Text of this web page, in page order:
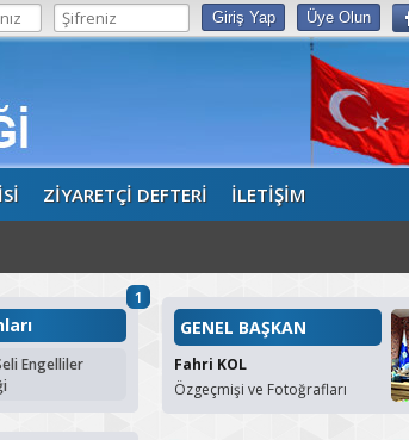
ZİYARETÇİ DEFTERİ İLETİŞİM
1
Engelliler
GENEL BAŞKAN
Fahri KOL
Özgeçmişi ve Fotoğrafları